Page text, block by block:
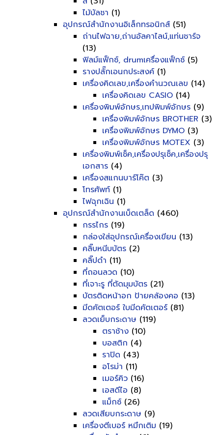
ไม้บัลชา (1)
อุปกรณ์สำนักงานอิเล็กทรอนิกส์ (51)
ถ่านไฟฉาย,ถ่านอัลคาไลน์,แท่นชาร์จ
(13)
ฟิลม์แฟ็กซ์, drumเครื่องแฟ็กซ์ (5)
รางปลั๊กเอนกประสงค์ (1)
เครื่องคิดเลข,เครื่องคำนวณเลข (14)
เครื่องคิดเลข CASIO (14)
เครื่องพิมพ์อักษร,เทปพิมพ์อักษร (9)
เครื่องพิมพ์อักษร BROTHER (3)
เครื่องพิมพ์อักษร DYMO (3)
เครื่องพิมพ์อักษร MOTEX (3)
เครื่องพิมพ์เช็ค,เครื่องปรุเช็ค,เครื่องปรุ
เอกสาร (4)
เครื่องสแกนบาร์โค๊ต (3)
โทรศัพท์ (1)
ไฟฉุกเฉิน (1)
อุปกรณ์สำนักงานเบ็ดเตล็ด (460)
กรรไกร (19)
กล่องใส่อุปกรณ์เครื่องเขียน (13)
คลิ๊บหนีบบัตร (2)
คลิ๊ปดำ (11)
ที่ถอนลวด (10)
ที่เจาะรู ที่ตัดมุมบัตร (21)
บัตรติดหน้าอก ป้ายคล้องคอ (13)
มีดคัตเตอร์ ใบมีดคัตเตอร์ (81)
ลวดเย็บกระดาษ (119)
ตราช้าง (10)
บอสติก (4)
ราปิด (43)
อโรม่า (11)
เมอร์คิว (16)
เอสดีไอ (8)
แม็กซ์ (26)
ลวดเสียบกระดาษ (9)
เครื่องตีเบอร์ หมึกเติม (19)